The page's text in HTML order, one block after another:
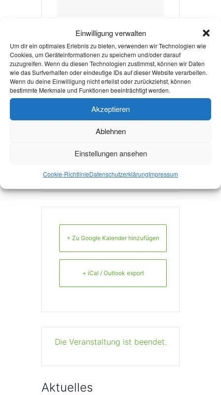
Einwilligung verwalten
Um dir ein optimales Erlebnis zu bieten, verwenden wir Technologien wie
Cookies, um Geräteinformationen zu speichern und/oder darauf
zuzugreifen. Wenn du diesen Technologien zustimmst, können wir Daten
wie das Surfverhalten oder eindeutige IDs auf dieser Website verarbeiten.
Wenn du deine Einwilligung nicht erteilst oder zurückziehst, können
bestimmte Merkmale und Funktionen beeinträchtigt werden.
Akzeptieren
Ablehnen
Einstellungen ansehen
Cookie-RichtlinieDatenschutzerklärungImpressum
VERANSTALTER
AACHENER
STUDENTENORCHESTER E.V.
WEBSITE
https://www.aso.rwth-
aachen.de/
+ Zu Google Kalender hinzufügen
+ iCal / Outlook export
Die Veranstaltung ist beendet.
Aktuelles